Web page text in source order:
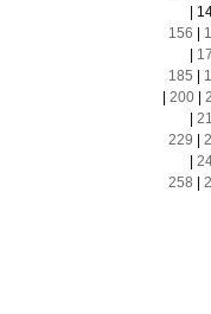
156
185
200|
229
258